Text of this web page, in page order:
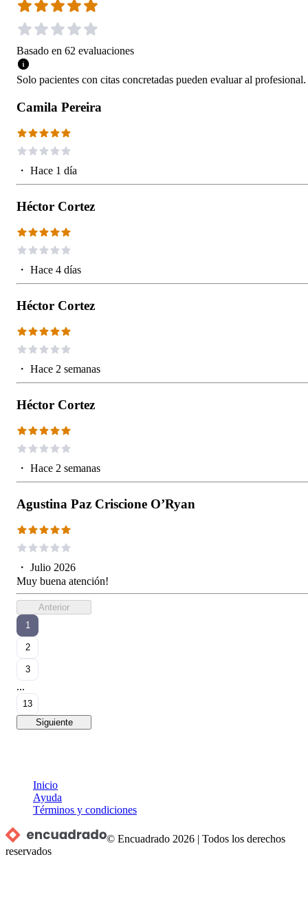
Basado en 62 evaluaciones
Solo pacientes con citas concretadas pueden evaluar al profesional.
Camila Pereira
・ Hace 1 día
Héctor Cortez
・ Hace 4 días
Héctor Cortez
・ Hace 2 semanas
Héctor Cortez
・ Hace 2 semanas
Agustina Paz Criscione O’Ryan
・ Julio 2026
Muy buena atención!
Anterior
1
2
3
...
13
Siguiente
Inicio
Ayuda
Términos y condiciones
© Encuadrado 2026 |Todos los derechos
reservados